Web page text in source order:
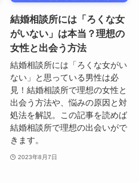
結婚相談所には「ろくな女
がいない」は本当？理想の
女性と出会う方法
結婚相談所には「ろくな女がい
ない」と思っている男性は必
見！結婚相談所で理想の女性と
出会う方法や、悩みの原因と対
処法を解説。この記事を読めば
結婚相談所で理想の出会いがで
きます。
2023年8月7日